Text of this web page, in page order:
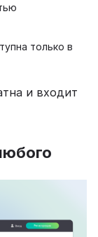
только в
и входит